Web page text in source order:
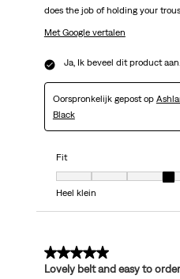
does the job of holding your
Met Google vertalen
Ja, Ik beveel dit product aan.
Oorspronkelijk gepost op
Black
Fit
Fit, 4 van 7, waarbij 1 gelijk is
Heel klein
5 van 5 sterren.
Lovely belt and easy to